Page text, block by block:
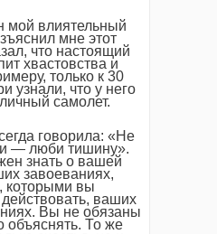
влиятельный
мне этот
что настоящий
хвастовства и
только к 30
узнали, что у него
самолет.
говорила: «Не
— люби тишину».
знать о вашей
завоеваниях,
которыми вы
ваших
Вы не обязаны
объяснять. То же